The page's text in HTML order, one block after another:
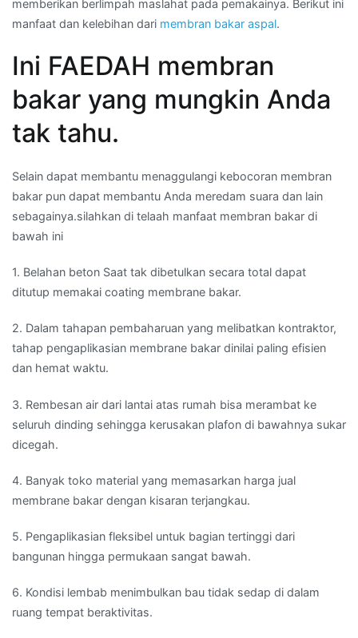
memberikan berlimpah maslahat pada pemakainya. Berikut ini
manfaat dan kelebihan dari membran bakar aspal.
Ini FAEDAH membran
bakar yang mungkin Anda
tak tahu.
Selain dapat membantu menaggulangi kebocoran membran
bakar pun dapat membantu Anda meredam suara dan lain
sebagainya.silahkan di telaah manfaat membran bakar di
bawah ini
1. Belahan beton Saat tak dibetulkan secara total dapat
ditutup memakai coating membrane bakar.
2. Dalam tahapan pembaharuan yang melibatkan kontraktor,
tahap pengaplikasian membrane bakar dinilai paling efisien
dan hemat waktu.
3. Rembesan air dari lantai atas rumah bisa merambat ke
seluruh dinding sehingga kerusakan plafon di bawahnya sukar
dicegah.
4. Banyak toko material yang memasarkan harga jual
membrane bakar dengan kisaran terjangkau.
5. Pengaplikasian fleksibel untuk bagian tertinggi dari
bangunan hingga permukaan sangat bawah.
6. Kondisi lembab menimbulkan bau tidak sedap di dalam
ruang tempat beraktivitas.